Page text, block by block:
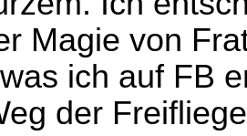
Magie von
ich auf FB
der